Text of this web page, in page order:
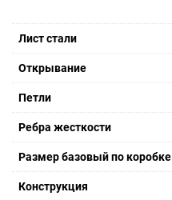
Лист стали
Открывание
Петли
Ребра жесткости
Размер базовый по коробке
Конструкция